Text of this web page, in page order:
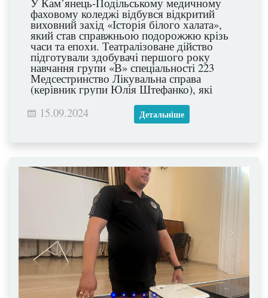
фаховому коледжі відбувся відкритий
виховний захід «Історія білого халата»,
який став справжньою подорожжю крізь
часи та епохи. Театралізоване дійство
підготували здобувачі першого року
навчання групи «В» спеціальності 223
Медсестринство Лікувальна справа
(керівник групи Юлія Штефанко), які
показали глядачам етапи розвитку
медицини крізь призму історичних
постатей.
15.09.2024 Детальніше